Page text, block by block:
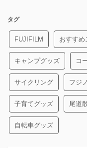
タグ
FUJIFILM おすすめ
キャンプグッズ コ
サイクリング フジ
子育てグッズ 尾道
自転車グッズ